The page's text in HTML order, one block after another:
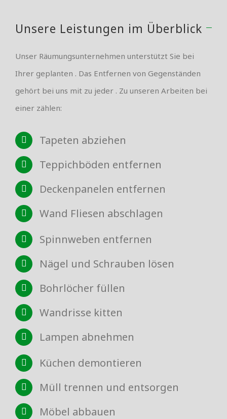
Unsere Leistungen im Überblick
Unser Räumungsunternehmen unterstützt Sie bei
Ihrer geplanten . Das Entfernen von Gegenständen
gehört bei uns mit zu jeder . Zu unseren Arbeiten bei
einer zählen:
Tapeten abziehen
Teppichböden entfernen
Deckenpanelen entfernen
Wand Fliesen abschlagen
Spinnweben entfernen
Nägel und Schrauben lösen
Bohrlöcher füllen
Wandrisse kitten
Lampen abnehmen
Küchen demontieren
Müll trennen und entsorgen
Möbel abbauen